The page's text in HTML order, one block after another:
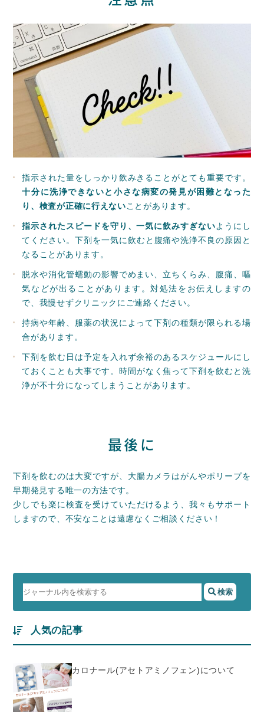
指示された量をしっかり飲みきることがとても重要です。
十分に洗浄できないと小さな病変の発見が困難となった
り、検査が正確に行えないことがあります。
指示されたスピードを守り、一気に飲みすぎないようにし
てください。下剤を一気に飲むと腹痛や洗浄不良の原因と
なることがあります。
脱水や消化管蠕動の影響でめまい、立ちくらみ、腹痛、嘔
気などが出ることがあります。対処法をお伝えしますの
で、我慢せずクリニックにご連絡ください。
持病や年齢、服薬の状況によって下剤の種類が限られる場
合があります。
下剤を飲む日は予定を入れず余裕のあるスケジュールにし
ておくことも大事です。時間がなく焦って下剤を飲むと洗
浄が不十分になってしまうことがあります。
最後に
下剤を飲むのは大変ですが、大腸カメラはがんやポリープを
早期発見する唯一の方法です。
少しでも楽に検査を受けていただけるよう、我々もサポート
しますので、不安なことは遠慮なくご相談ください！
人気の記事
カロナール(アセトアミノフェン)について